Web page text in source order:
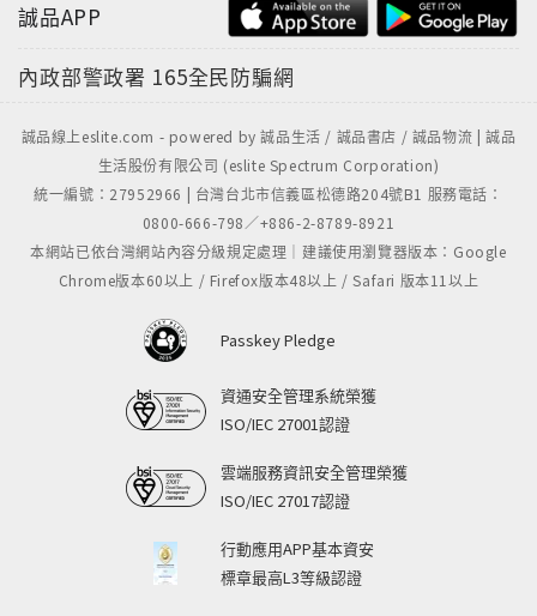
誠品APP
內政部警政署 165全民防騙網
誠品線上eslite.com - powered by 誠品生活 / 誠品書店 / 誠品物流 | 誠品
生活股份有限公司 (eslite Spectrum Corporation)
統一編號：27952966 | 台灣台北市信義區松德路204號B1 服務電話：
0800-666-798／+886-2-8789-8921
本網站已依台灣網站內容分級規定處理｜建議使用瀏覽器版本：Google
Chrome版本60以上 / Firefox版本48以上 / Safari 版本11以上
Passkey Pledge
資通安全管理系統榮獲
ISO/IEC 27001認證
雲端服務資訊安全管理榮獲
ISO/IEC 27017認證
行動應用APP基本資安
標章最高L3等級認證